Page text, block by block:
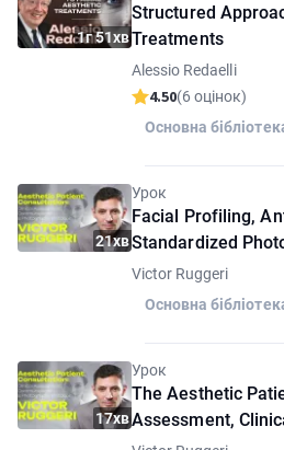
1г 51хв
Structured
Treatments
Alessio Redaelli
4.50(6 оцінок)
Основна
21хв
Урок
Facial Profiling,
Standardized
Victor Ruggeri
Основна
17хв
Урок
The Aesthetic
Assessment,